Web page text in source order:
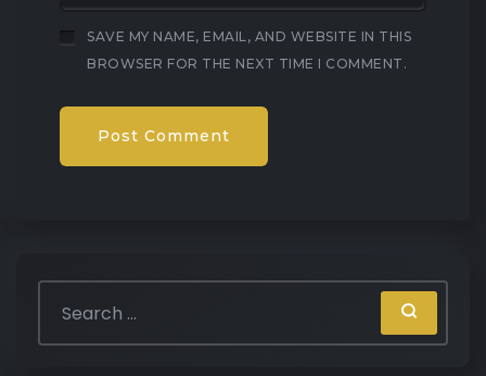
SAVE MY NAME, EMAIL, AND WEBSITE IN THIS
BROWSER FOR THE NEXT TIME I COMMENT.